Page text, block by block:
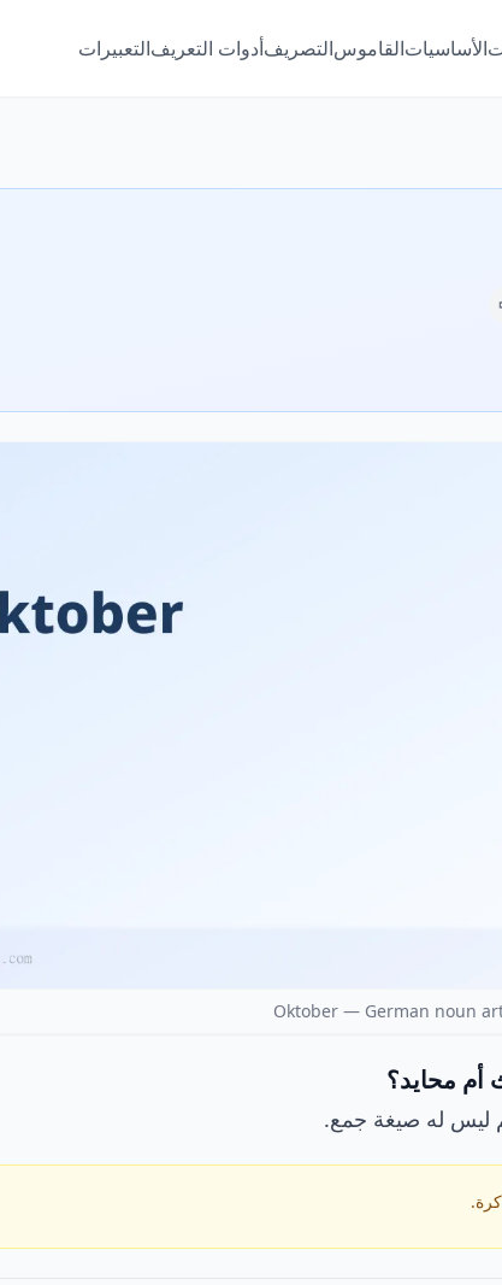
الأساسياتالقاموسالتصريفأدوات التعريفالتعبيرات
Oktober — German noun